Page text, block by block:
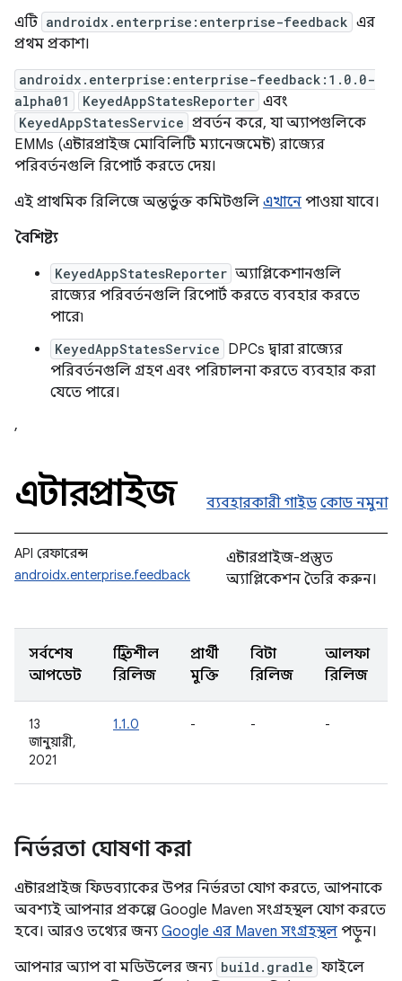
এটি androidx.enterprise:enterprise-feedback এর
প্রথম প্রকাশ।
androidx.enterprise:enterprise-feedback:1.0.0-
alpha01
KeyedAppStatesReporter এবং
KeyedAppStatesService প্রবর্তন করে, যা অ্যাপগুলিকে
EMMs (এন্টারপ্রাইজ মোবিলিটি ম্যানেজমেন্ট) রাজ্যের
পরিবর্তনগুলি রিপোর্ট করতে দেয়।
এই প্রাথমিক রিলিজে অন্তর্ভুক্ত কমিটগুলি এখানে পাওয়া যাবে।
বৈশিষ্ট্য
KeyedAppStatesReporter অ্যাপ্লিকেশানগুলি
রাজ্যের পরিবর্তনগুলি রিপোর্ট করতে ব্যবহার করতে
পারে৷
KeyedAppStatesService DPCs দ্বারা রাজ্যের
পরিবর্তনগুলি গ্রহণ এবং পরিচালনা করতে ব্যবহার করা
যেতে পারে।
,
এন্টারপ্রাইজ ব্যবহারকারী গাইড কোড নমুনা
API রেফারেন্স
androidx.enterprise.feedback
এন্টারপ্রাইজ-প্রস্তুত
অ্যাপ্লিকেশন তৈরি করুন।
সর্বশেষ
আপডেট
স্থিতিশীল
রিলিজ
প্রার্থী
মুক্তি
বিটা
রিলিজ
আলফা
রিলিজ
13
জানুয়ারী,
2021
1.1.0 - - -
নির্ভরতা ঘোষণা করা
এন্টারপ্রাইজ ফিডব্যাকের উপর নির্ভরতা যোগ করতে, আপনাকে
অবশ্যই আপনার প্রকল্পে Google Maven সংগ্রহস্থল যোগ করতে
হবে। আরও তথ্যের জন্য Google এর Maven সংগ্রহস্থল পড়ুন।
আপনার অ্যাপ বা মডিউলের জন্য build.gradle ফাইলে